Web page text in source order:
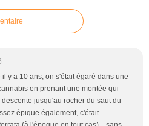
y a 10 ans, on s'était égaré dans une
en prenant une montée qui
jusqu'au rocher du saut du
épique également, c'était